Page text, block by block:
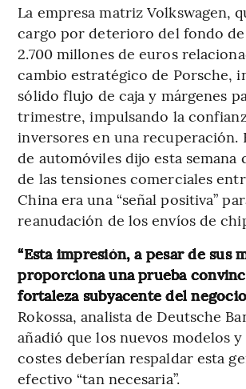
La empresa matriz Volkswagen,
cargo por deterioro del fondo
2.700 millones de euros
cambio estratégico de Porsche,
sólido flujo de caja y márgenes
trimestre, impulsando la
inversores en una recuperación.
de automóviles dijo esta semana
de las tensiones comerciales
China era una “señal positiva”
reanudación de los envíos de
“Esta impresión, a pesar de sus
proporciona una prueba
fortaleza subyacente del
Rokossa, analista de Deutsche
añadió que los nuevos modelos
costes deberían respaldar esta
efectivo “tan necesaria”.